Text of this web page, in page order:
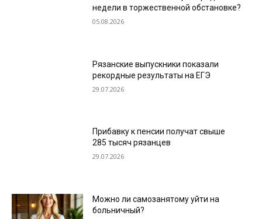
недели в торжественной обстановке?
05.08.2026
Рязанские выпускники показали
рекордные результаты на ЕГЭ
29.07.2026
Прибавку к пенсии получат свыше
285 тысяч рязанцев
29.07.2026
Можно ли самозанятому уйти на
больничный?